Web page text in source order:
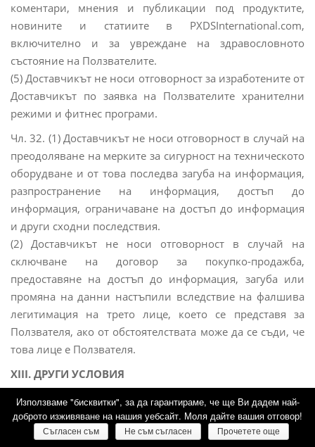
коментари, мнения и публикации под продуктите,
новините и статиите в PXDSInternational.com,
включително и за увреждане на здравословното
състояние на Ползвателите.
(5) Доставчикът не носи отговорност за изработените от
Доставчикът по заявка на Ползвателите хранителни
режими и фитнес програми.
Чл. 32. (1) Доставчикът не носи отговорност в случай на
преодоляване на мерките за сигурност на техническото
оборудване и от това последва загуба на информация,
разпространение на информация, достъп до
информация, ограничаване на достъп до информация
и други сходни последствия.
(2) Доставчикът не носи отговорност в случай на
сключване на договор за покупко-продажба,
предоставяне на достъп до информация, загуба или
промяна на данни настъпили вследствие на фалшива
легитимация на трето лице, което се представя за
Ползвателя, ако от обстоятелствата може да се съди, че
това лице е Ползвателя.
XIII. ДРУГИ УСЛОВИЯ
Чл. 33. (1) Ползвателят и Доставчикът се задължават да
защитават взаимно своите права и законни интереси,
както и да пазят търговските си тайни, станали тяхно
Използваме "бисквитки", за да гарантираме, че ще Ви дадем най-
доброто изживяване на нашия уебсайт. Моля дайте вашия отговор!
Съгласен съм Не съм съгласен Прочетете още